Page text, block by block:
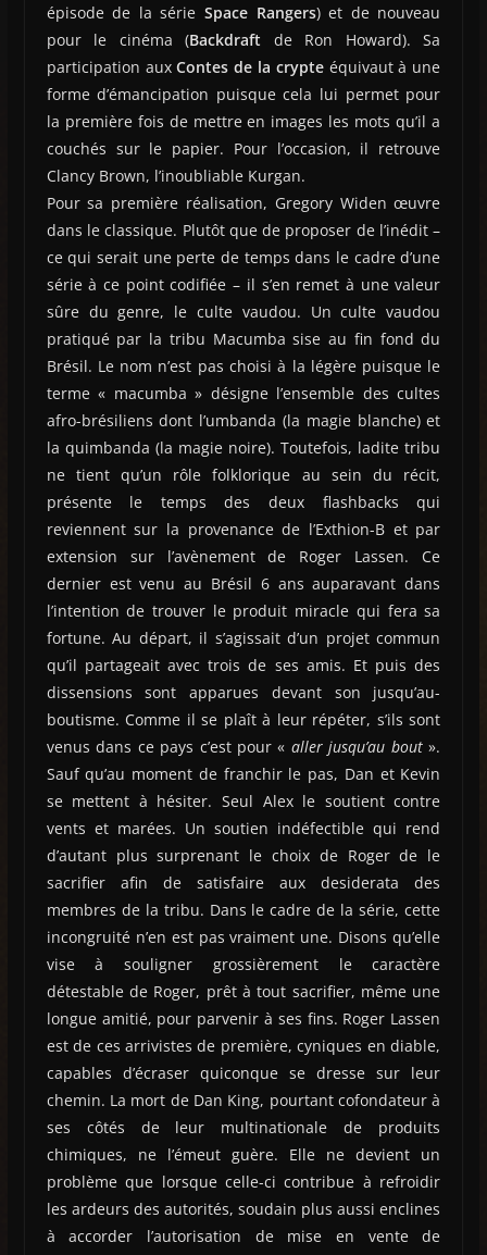
épisode de la série Space Rangers) et de nouveau
pour le cinéma (Backdraft de Ron Howard). Sa
participation auxContes de la crypteéquivaut à une
forme d’émancipation puisque cela lui permet pour
la première fois de mettre en images les mots qu’il a
couchés sur le papier. Pour l’occasion, il retrouve
Clancy Brown, l’inoubliable Kurgan.
Pour sa première réalisation, Gregory Widen œuvre
dans le classique. Plutôt que de proposer de l’inédit –
ce qui serait une perte de temps dans le cadre d’une
série à ce point codifiée – il s’en remet à une valeur
sûre du genre, le culte vaudou. Un culte vaudou
pratiqué par la tribu Macumba sise au fin fond du
Brésil. Le nom n’est pas choisi à la légère puisque le
terme « macumba » désigne l’ensemble des cultes
afro-brésiliens dont l’umbanda (la magie blanche) et
la quimbanda (la magie noire). Toutefois, ladite tribu
ne tient qu’un rôle folklorique au sein du récit,
présente le temps des deux flashbacks qui
reviennent sur la provenance de l’Exthion-B et par
extension sur l’avènement de Roger Lassen. Ce
dernier est venu au Brésil 6 ans auparavant dans
l’intention de trouver le produit miracle qui fera sa
fortune. Au départ, il s’agissait d’un projet commun
qu’il partageait avec trois de ses amis. Et puis des
dissensions sont apparues devant son jusqu’au-
boutisme. Comme il se plaît à leur répéter, s’ils sont
venus dans ce pays c’est pour « aller jusqu’au bout».
Sauf qu’au moment de franchir le pas, Dan et Kevin
se mettent à hésiter. Seul Alex le soutient contre
vents et marées. Un soutien indéfectible qui rend
d’autant plus surprenant le choix de Roger de le
sacrifier afin de satisfaire aux desiderata des
membres de la tribu. Dans le cadre de la série, cette
incongruité n’en est pas vraiment une. Disons qu’elle
vise à souligner grossièrement le caractère
détestable de Roger, prêt à tout sacrifier, même une
longue amitié, pour parvenir à ses fins. Roger Lassen
est de ces arrivistes de première, cyniques en diable,
capables d’écraser quiconque se dresse sur leur
chemin. La mort de Dan King, pourtant cofondateur à
ses côtés de leur multinationale de produits
chimiques, ne l’émeut guère. Elle ne devient un
problème que lorsque celle-ci contribue à refroidir
les ardeurs des autorités, soudain plus aussi enclines
à accorder l’autorisation de mise en vente de